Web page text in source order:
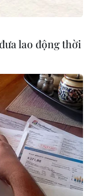
tác về phát
phát thanh-truyền
tác giúp đỡ của
Chính phủ và
lao động thời